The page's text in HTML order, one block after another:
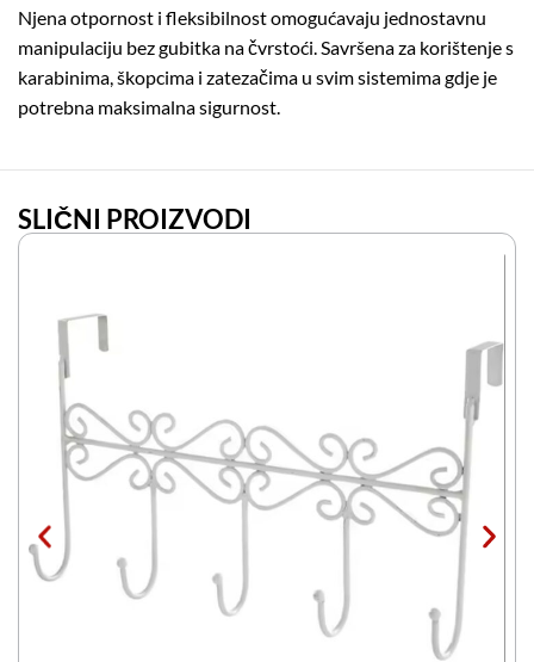
Njena otpornost i fleksibilnost omogućavaju jednostavnu
manipulaciju bez gubitka na čvrstoći. Savršena za korištenje s
karabinima, škopcima i zatezačima u svim sistemima gdje je
potrebna maksimalna sigurnost.
SLIČNI PROIZVODI